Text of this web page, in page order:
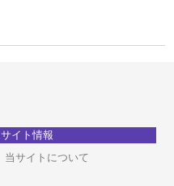
サイト情報
当サイトについて